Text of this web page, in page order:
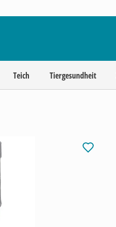
Teich Tiergesundheit